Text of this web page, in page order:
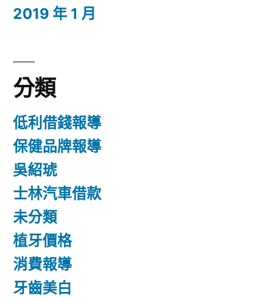
2019 年 1 月
分類
低利借錢報導
保健品牌報導
吳紹琥
士林汽車借款
未分類
植牙價格
消費報導
牙齒美白